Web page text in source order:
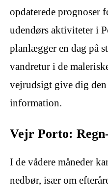
opdaterede prognoser
udendørs aktiviteter i
planlægger en dag på
vandretur i de
vejrudsigt give dig
information.
Vejr Porto:
I de vådere måneder
nedbør, især om